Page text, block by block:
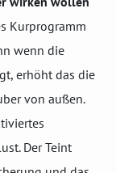
Kurprogramm
wenn die
erhöht das die
von außen.
Der Teint